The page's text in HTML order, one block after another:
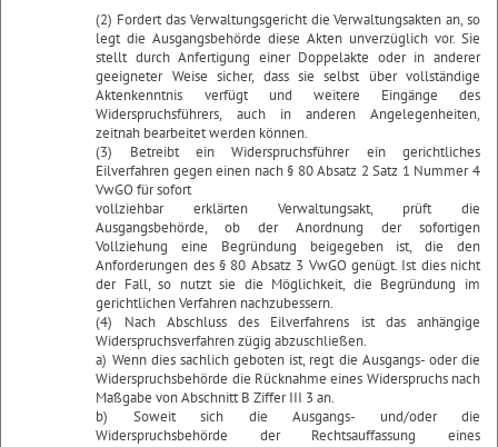
(2) Fordert das Verwaltungsgericht die Verwaltungsakten an, so
legt die Ausgangsbehörde diese Akten unverzüglich vor. Sie
stellt durch Anfertigung einer Doppelakte oder in anderer
geeigneter Weise sicher, dass sie selbst über vollständige
Aktenkenntnis verfügt und weitere Eingänge des
Widerspruchsführers, auch in anderen Angelegenheiten,
zeitnah bearbeitet werden können.
(3) Betreibt ein Widerspruchsführer ein gerichtliches
Eilverfahren gegen einen nach § 80 Absatz 2 Satz 1 Nummer 4
VwGO für sofort
vollziehbar erklärten Verwaltungsakt, prüft die
Ausgangsbehörde, ob der Anordnung der sofortigen
Vollziehung eine Begründung beigegeben ist, die den
Anforderungen des § 80 Absatz 3 VwGO genügt. Ist dies nicht
der Fall, so nutzt sie die Möglichkeit, die Begründung im
gerichtlichen Verfahren nachzubessern.
(4) Nach Abschluss des Eilverfahrens ist das anhängige
Widerspruchsverfahren zügig abzuschließen.
a) Wenn dies sachlich geboten ist, regt die Ausgangs- oder die
Widerspruchsbehörde die Rücknahme eines Widerspruchs nach
Maßgabe von Abschnitt B Ziffer III 3 an.
b) Soweit sich die Ausgangs- und/oder die
Widerspruchsbehörde der Rechtsauffassung eines